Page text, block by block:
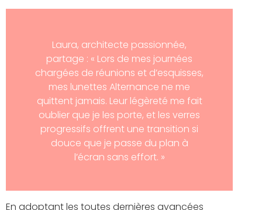
Laura, architecte passionnée,
partage : « Lors de mes journées
chargées de réunions et d’esquisses,
mes lunettes Alternance ne me
quittent jamais. Leur légèreté me fait
oublier que je les porte, et les verres
progressifs offrent une transition si
douce que je passe du plan à
l’écran sans effort. »
En adoptant les toutes dernières avancées